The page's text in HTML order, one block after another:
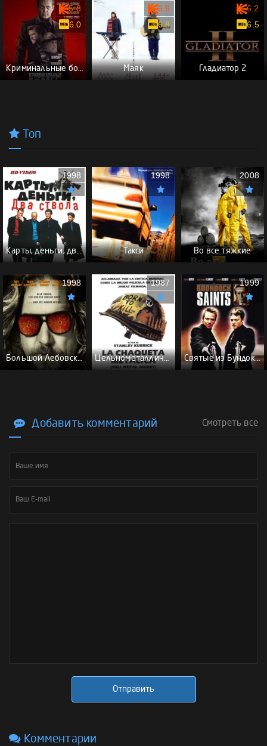
Криминальные боссы
5.8
6.0
Маяк
6.9
6.8
Гладиатор 2
6.2
6.5
Топ
Карты, деньги, два ствола - (Перевод Гоблина)
1998
Такси
1998
Во все тяжкие
2008
Большой Лебовски - (Перевод Гоблина)
1998
Цельнометаллическая оболочка - (Перевод Гоблина)
1987
Святые из Бундока \ Святые из трущоб - (Перевод Гоблина)
1999
Добавить комментарий Смотреть все
Отправить
Комментарии